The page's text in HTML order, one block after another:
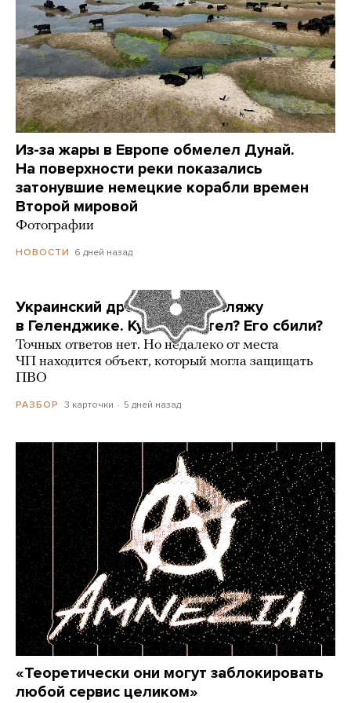
Из-за жары в Европе обмелел Дунай.
На поверхности реки показались
затонувшие немецкие корабли времен
Второй мировой
Фотографии
НОВОСТИ 6 дней назад
Украинский дрон попал по пляжу
в Геленджике. Куда он летел? Его сбили?
Точных ответов нет. Но недалеко от места
ЧП находится объект, который могла защищать
ПВО
РАЗБОР 3 карточки 5 дней назад
«Теоретически они могут заблокировать
любой сервис целиком»